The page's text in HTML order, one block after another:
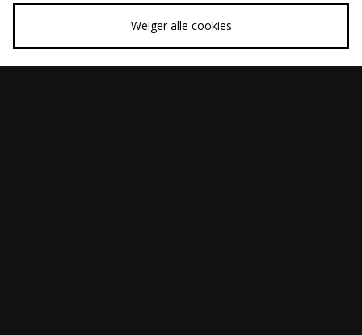
Weiger alle cookies